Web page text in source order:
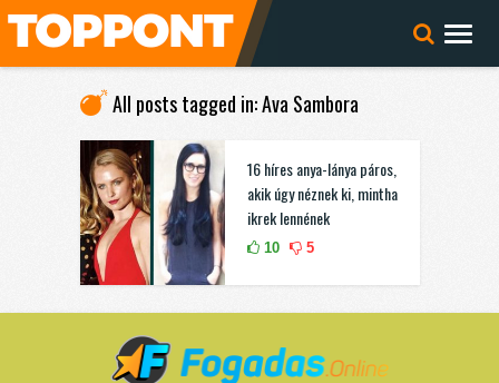
All posts tagged in: Ava Sambora
16 híres anya-lánya páros,
akik úgy néznek ki, mintha
ikrek lennének
10 5